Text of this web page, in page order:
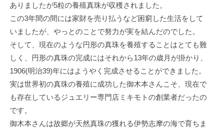
ありましたが5粒の養殖真珠が収穫されました。
この3年間の間には家財を売り払うなど困窮した生活をして
いましたが、やっとのことで努力が実を結んだのでした。
そして、現在のような円形の真珠を養殖することはとても難
しく、円形の真珠の完成にはそれから13年の歳月が掛かり、
1906(明治39)年にはようやく完成させることができました。
実は世界初の真珠の養殖に成功した御木本さんこそ、現在で
も存在しているジュエリー専門店ミキモトの創業者だったの
です。
御木本さんは故郷が天然真珠の獲れる伊勢志摩の海で育ちま